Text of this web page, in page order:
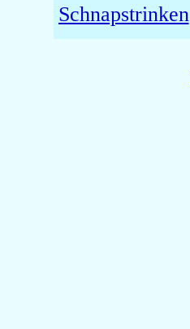
Schnapstrinken